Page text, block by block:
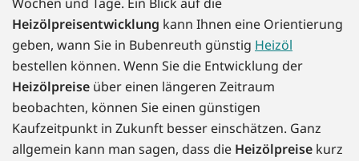
Heizölpreisentwicklung kann Ihnen eine Orientierung
geben, wann Sie in Bubenreuth günstig Heizöl
bestellen können. Wenn Sie die Entwicklung der
Heizölpreise über einen längeren Zeitraum
beobachten, können Sie einen günstigen
Kaufzeitpunkt in Zukunft besser einschätzen. Ganz
allgemein kann man sagen, dass die Heizölpreise kurz